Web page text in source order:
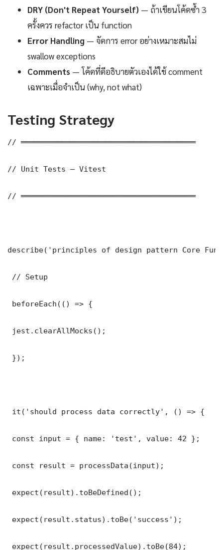
DRY (Don't Repeat Yourself) — ถ้าเขียนโค้ดซ้ำ 3
ครั้งควร refactor เป็น function
Error Handling — จัดการ error อย่างเหมาะสมไม่
swallow exceptions
Comments — โค้ดที่ดีอธิบายตัวเองได้ใช้ comment
เฉพาะเมื่อจำเป็น (why, not what)
Testing Strategy
// ═══════════════════════════════════════
// Unit Tests — Vitest
// ═══════════════════════════════════════
describe('principles of design pattern Core
// Setup
beforeEach(() => {
jest.clearAllMocks();
});
it('should process data correctly', () => {
const input = { name: 'test', value: 42 };
const result = processData(input);
expect(result).toBeDefined();
expect(result.status).toBe('success');
expect(result.processedValue).toBe(84);